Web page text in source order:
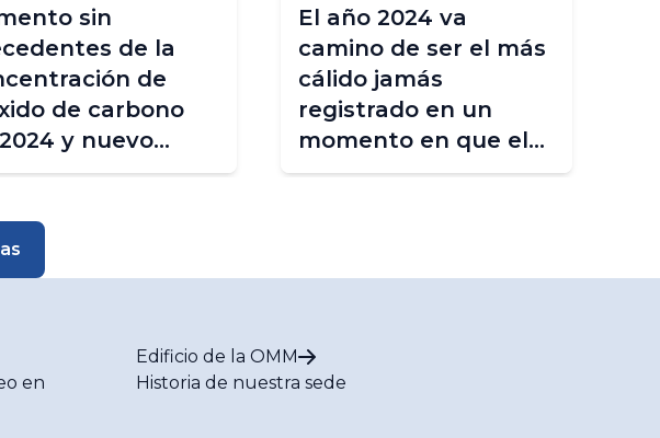
sin
de la
de
de carbono
y nuevo
histórico
El año 2024 va
camino de ser el más
cálido jamás
registrado en un
momento en que el
calentamiento
en
Edificio de la OMM
Historia de nuestra sede